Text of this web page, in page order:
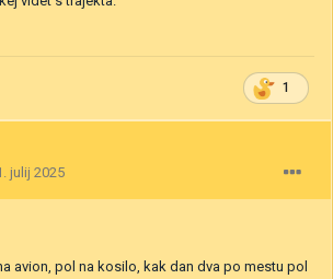
1
julij 2025
avion, pol na kosilo, kak dan dva po mestu pol